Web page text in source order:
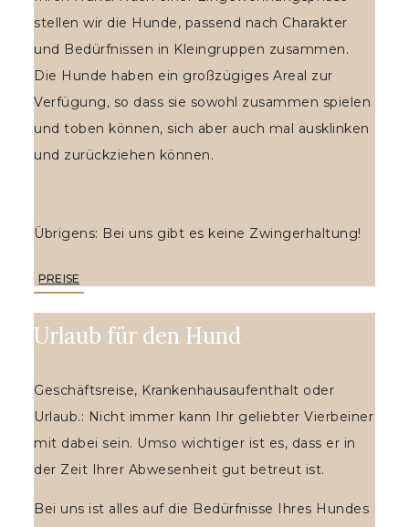
stellen wir die Hunde, passend nach Charakter
und Bedürfnissen in Kleingruppen zusammen.
Die Hunde haben ein großzügiges Areal zur
Verfügung, so dass sie sowohl zusammen spielen
und toben können, sich aber auch mal ausklinken
und zurückziehen können.
Übrigens: Bei uns gibt es keine Zwingerhaltung!
PREISE
Urlaub für den Hund
Geschäftsreise, Krankenhausaufenthalt oder
Urlaub.: Nicht immer kann Ihr geliebter Vierbeiner
mit dabei sein. Umso wichtiger ist es, dass er in
der Zeit Ihrer Abwesenheit gut betreut ist.
Bei uns ist alles auf die Bedürfnisse Ihres Hundes